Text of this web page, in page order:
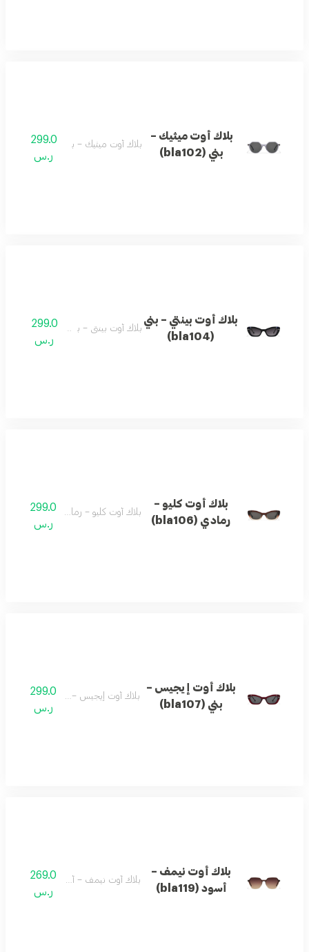
بلاك أوت ميثيك –
بني (bla102)
بلاك أوت ميثيك – بني (bla102) 299.0
ر.س
بلاك أوت بينتي – بني
(bla104)
بلاك أوت بينتي – بني (bla104)
299.0
ر.س
بلاك أوت كليو –
رمادي (bla106)
بلاك أوت كليو – رمادي (bla106)299.0
ر.س
بلاك أوت إيجيس –
بني (bla107)
بلاك أوت إيجيس – بني (bla107)299.0
ر.س
بلاك أوت نيمف –
أسود (bla119)
بلاك أوت نيمف – أسود (bla119)269.0
ر.س